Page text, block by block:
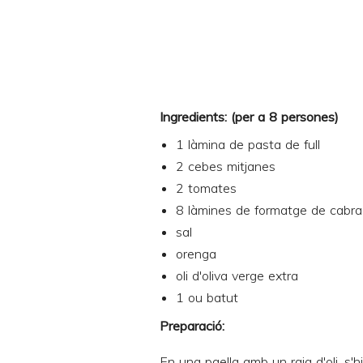
Ingredients: (per a 8 persones)
1 làmina de pasta de full
2 cebes mitjanes
2 tomates
8 làmines de formatge de cabra
sal
orenga
oli d'oliva verge extra
1 ou batut
Preparació: